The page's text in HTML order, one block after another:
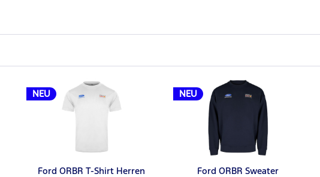
NEU
Ford ORBR T-Shirt Herren
NEU
Ford ORBR Sweater